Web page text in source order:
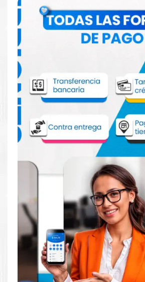
Comprar Unidad de Imagen
108R00861 para impresoras
Aprovecha nuestra experiencia y
productos. Tenemos promociones todos
visítanos hoy para encontrar la
impresora
, como elUnidad
108R00861 para impresoras 7500.
Dónde comprar Unidad de
impresoras Xerox 7500 en
Tienda autorizada porXerox. Descubre
abastecerte deUnidad de Imagen
impresoras 7500. Ofrecemos una
productos originales que garantizan un
duradero para tus necesidades de